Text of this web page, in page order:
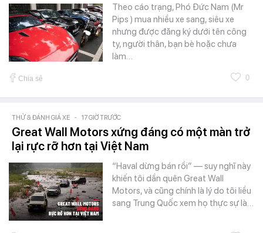
Theo cáo trạng, Phó Đức Nam (Mr
Pips ) mua nhiều xe sang, siêu xe
nhưng được đăng ký dưới tên công
ty, người thân, bạn bè hoặc chưa
làm…
Chia sẻ 0
THỬ & ĐÁNH GIÁ XE - 17 GIỜ TRƯỚC
Great Wall Motors xứng đáng có một màn trở
lại rực rỡ hơn tại Việt Nam
“Haval dừng bán rồi” — suy nghĩ này
khiến tôi dần quên Great Wall
Motors, và cũng chính là lý do tôi liều
sang Trung Quốc xem họ thực sự là…